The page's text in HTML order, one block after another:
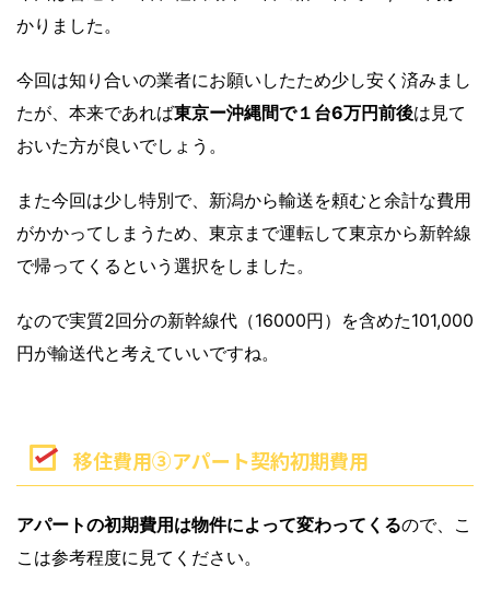
かりました。
今回は知り合いの業者にお願いしたため少し安く済みまし
たが、本来であれば東京ー沖縄間で１台6万円前後は見て
おいた方が良いでしょう。
また今回は少し特別で、新潟から輸送を頼むと余計な費用
がかかってしまうため、東京まで運転して東京から新幹線
で帰ってくるという選択をしました。
なので実質2回分の新幹線代（16000円）を含めた101,000
円が輸送代と考えていいですね。
移住費用③アパート契約初期費用
アパートの初期費用は物件によって変わってくるので、こ
こは参考程度に見てください。